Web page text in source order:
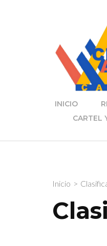
INICIO
CARTEL
Inicio >